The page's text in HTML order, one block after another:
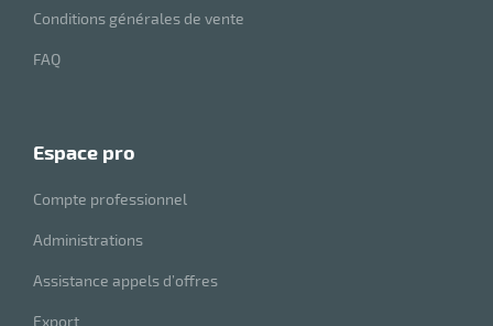
Conditions générales de vente
FAQ
espace pro
Compte professionnel
Administrations
Assistance appels d’offres
Export